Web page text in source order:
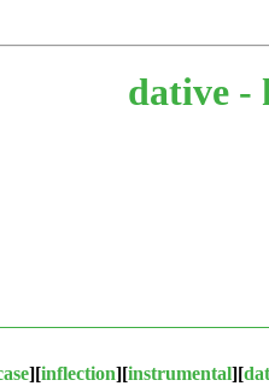
dative -
][inflection][instrumental][